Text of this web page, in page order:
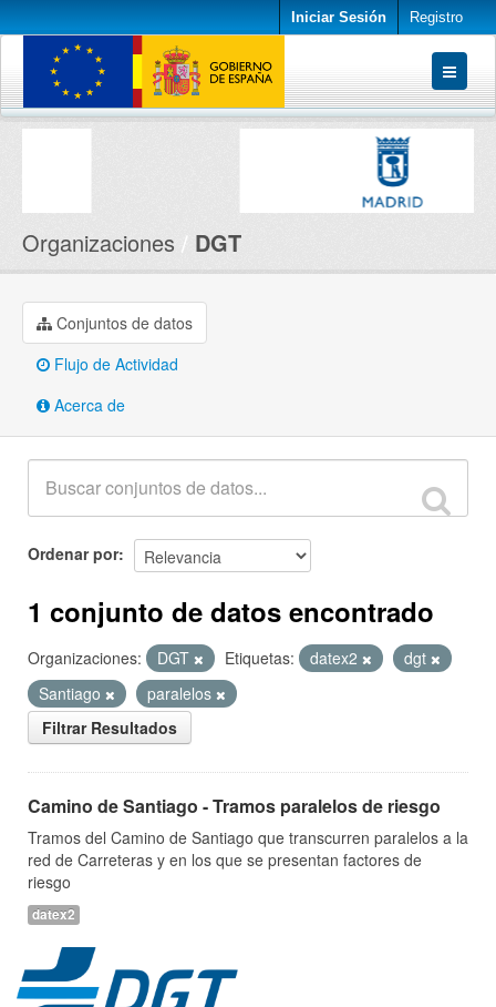
Iniciar Sesión Registro
Conjuntos de datos
Organizaciones DGT
Conjuntos de datos
Flujo de Actividad
Acerca de
Ordenar por
1 conjunto de datos encontrado
Organizaciones: DGT Etiquetas: datex2
dgt
Santiago
paralelos
Filtrar Resultados
Camino de Santiago - Tramos paralelos de riesgo
Tramos del Camino de Santiago que transcurren paralelos a la
red de Carreteras y en los que se presentan factores de
riesgo
datex2